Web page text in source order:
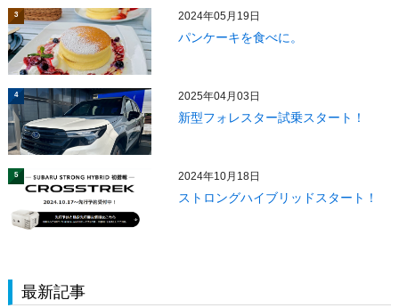
3 2024年05月19日
パンケーキを食べに。
4 2025年04月03日
新型フォレスター試乗スタート！
5 2024年10月18日
ストロングハイブリッドスタート！
最新記事